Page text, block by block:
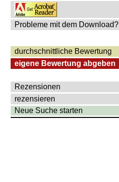
Probleme mit dem Download?
durchschnittliche Bewertung
eigene Bewertung abgeben
Rezensionen
rezensieren
Neue Suche starten